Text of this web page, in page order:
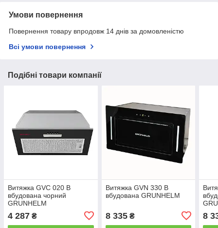
Умови повернення
Повернення товару впродовж 14 днів за домовленістю
Всі умови повернення
Подібні товари компанії
Витяжка GVC 020 B
вбудована чорний
GRUNHELM
4 287 ₴
Витяжка GVN 330 B
вбудована GRUNHELM
8 335₴ 8